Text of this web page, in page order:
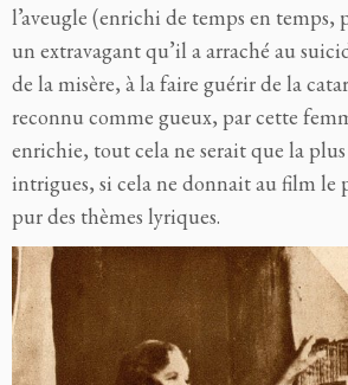
l’aveugle (enrichi de temps en temps,
un extravagant qu’il a arraché au
de la misère, à la faire guérir de la
reconnu comme gueux, par cette
enrichie, tout cela ne serait que la plus
intrigues, si cela ne donnait au film le
pur des thèmes lyriques.